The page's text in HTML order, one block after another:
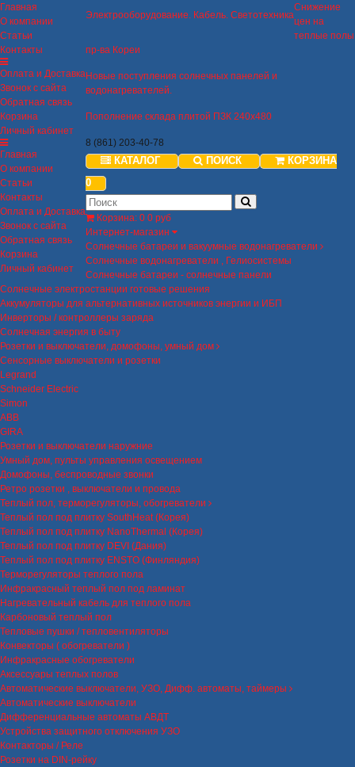
Главная
О компании
Статьи
Контакты
Оплата и Доставка
Звонок с сайта
Обратная связь
Корзина
Личный кабинет
Главная
О компании
Статьи
Контакты
Оплата и Доставка
Звонок с сайта
Обратная связь
Корзина
Личный кабинет
Электрооборудование. Кабель. Светотехника
Снижение
цен на
теплые полы
пр-ва Кореи
Новые поступления солнечных панелей и
водонагревателей.
Пополнение склада плитой ПЗК 240х480
8 (861) 203-40-78
КАТАЛОГ ПОИСК
КОРЗИНА
0
Корзина: 0 0 руб
Интернет-магазин
Солнечные батареи и вакуумные водонагреватели
Солнечные водонагреватели , Гелиосистемы
Солнечные батареи - солнечные панели
Солнечные электростанции готовые решения
Аккумуляторы для альтернативных источников энергии и ИБП
Инверторы / контроллеры заряда
Солнечная энергия в быту
Розетки и выключатели, домофоны, умный дом
Сенсорные выключатели и розетки
Legrand
Schneider Electric
Simon
ABB
GIRA
Розетки и выключатели наружние
Умный дом, пульты управления освещением
Домофоны, беспроводные звонки
Ретро розетки , выключатели и провода
Теплый пол, терморегуляторы, обогреватели
Теплый пол под плитку SouthHeat (Корея)
Теплый пол под плитку NanoThermal (Корея)
Теплый пол под плитку DEVI (Дания)
Теплый пол под плитку ENSTO (Финляндия)
Терморегуляторы теплого пола
Инфракрасный теплый пол под ламинат
Нагревательный кабель для теплого пола
Карбоновый теплый пол
Тепловые пушки / тепловентиляторы
Конвекторы ( обогреватели )
Инфракрасные обогреватели
Аксессуары теплых полов
Автоматические выключатели, УЗО, Дифф. автоматы, таймеры
Автоматические выключатели
Дифференциальные автоматы АВДТ
Устройства защитного отключения УЗО
Контакторы / Реле
Розетки на DIN-рейку